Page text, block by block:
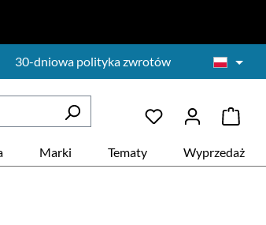
30-dniowa polityka zwrotów
Marki Tematy Wyprzedaż